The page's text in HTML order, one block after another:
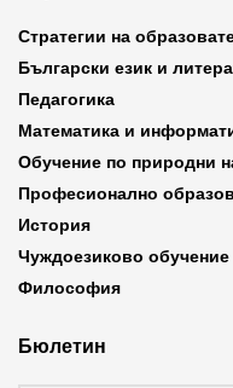
Стратегии на
Български език и
Педагогика
Математика и
Обучение по природни
Професионално
История
Чуждоезиково обучение
Философия
Бюлетин